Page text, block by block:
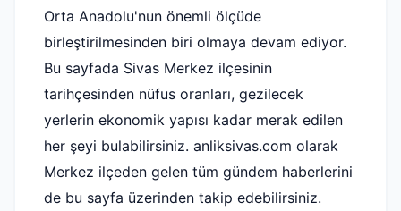
Orta Anadolu'nun önemli ölçüde
birleştirilmesinden biri olmaya devam ediyor.
Bu sayfada Sivas Merkez ilçesinin
tarihçesinden nüfus oranları, gezilecek
yerlerin ekonomik yapısı kadar merak edilen
her şeyi bulabilirsiniz. anliksivas.com olarak
Merkez ilçeden gelen tüm gündem haberlerini
de bu sayfa üzerinden takip edebilirsiniz.